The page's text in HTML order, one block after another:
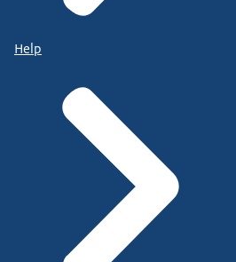
Help